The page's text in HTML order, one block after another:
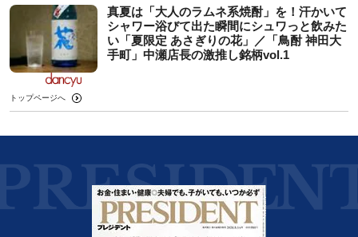
真夏は「大人のラムネ系焼酎」を！汗かいて
シャワー浴びて出た瞬間にシュワっと飲みた
い「夏限定 あさぎりの花」／「鳥酎 神田大
手町」中瀬店長の激推し銘柄vol.1
トップページへ